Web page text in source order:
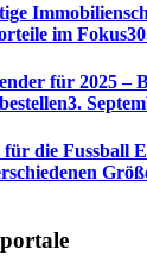
im Fokus
für 2025 –
3.
für die Fussball